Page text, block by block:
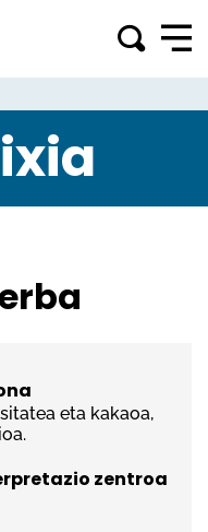
eta kakaoa,
zentroa